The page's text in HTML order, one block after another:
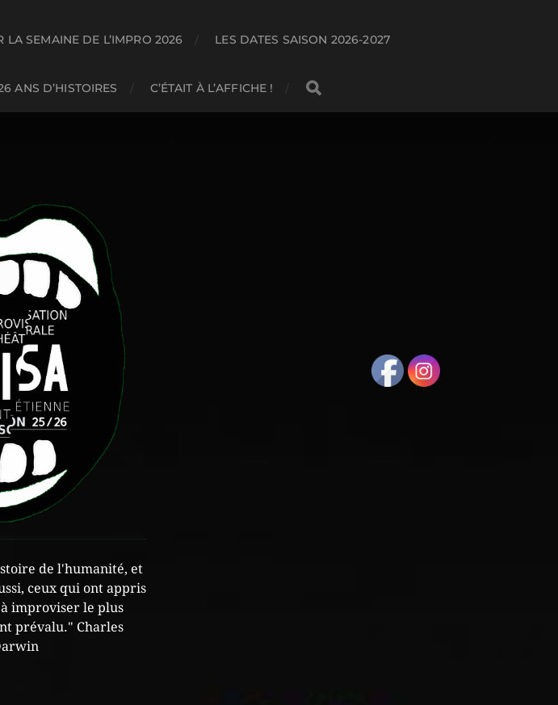
LA SEMAINE DE L’IMPRO 2026 LES DATES SAISON 2026-2027
ANS D’HISTOIRES C’ÉTAIT À L’AFFICHE !
de l'humanité, et
ceux qui ont appris
improviser le plus
prévalu." Charles